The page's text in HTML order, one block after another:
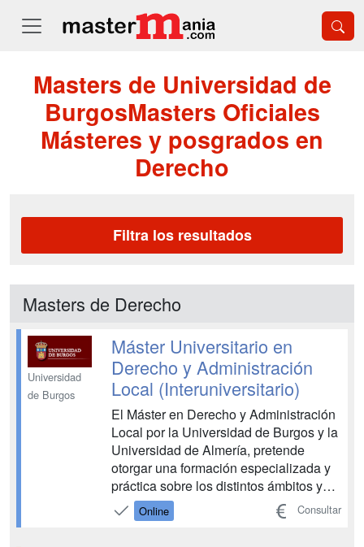
Masters de Universidad de
BurgosMasters Oficiales
Másteres y posgrados en
Derecho
Filtra los resultados
Masters de Derecho
Universidad
de Burgos
Máster Universitario en
Derecho y Administración
Local (Interuniversitario)
El Máster en Derecho y Administración
Local por la Universidad de Burgos y la
Universidad de Almería, pretende
otorgar una formación especializada y
práctica sobre los distintos ámbitos y
sectores de referencia del Derecho
local español, con una proyección y
Online Consultar